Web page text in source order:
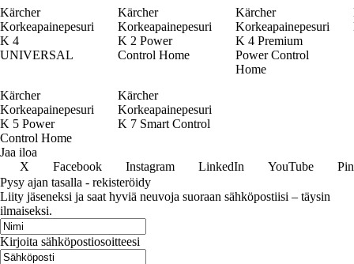
Kärcher
Korkeapainepesuri
K 4
UNIVERSAL
Kärcher
Korkeapainepesuri
K 2 Power
Control Home
Kärcher
Korkeapainepesuri
K 4 Premium
Power Control
Home
Kärcher
Korkeapainepesuri
K 5 Power
Control Home
Kärcher
Korkeapainepesuri
K 7 Smart Control
Jaa iloa
X
Facebook Instagram LinkedIn YouTube
Pysy ajan tasalla - rekisteröidy
Liity jäseneksi ja saat hyviä neuvoja suoraan sähköpostiisi – täysin
ilmaiseksi.
Kirjoita sähköpostiosoitteesi